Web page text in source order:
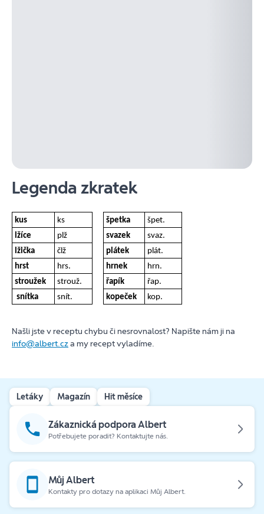
Legenda zkratek
kus ks špetka
špet.
lžíce
plž svazek
svaz.
lžička
člž plátek
plát.
hrst
hrs. hrnek
hrn.
stroužek
strouž. řapík
řap.
snítka
snít. kopeček kop.
Našli jste v receptu chybu či nesrovnalost? Napište nám ji na
info@albert.cza my recept vyladíme.
Letáky Magazín Hit měsíce
Zákaznická podpora Albert
Potřebujete poradit? Kontaktujte nás.
Můj Albert
Kontakty pro dotazy na aplikaci Můj Albert.